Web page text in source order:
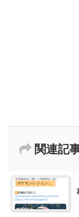
関連記
ポケモンレジェンズZ-Aまとめ